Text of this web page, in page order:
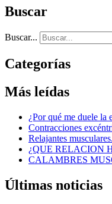
Buscar
Buscar...
Categorías
Más leídas
¿Por qué me duele la
Contracciones
Relajantes
¿QUE RELACION
CALAMBRES
Últimas noticias